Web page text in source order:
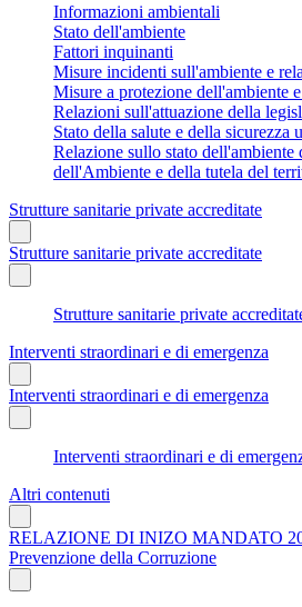
Informazioni ambientali
Stato dell'ambiente
Fattori inquinanti
Misure incidenti sull'ambiente e
Misure a protezione dell'ambiente
Relazioni sull'attuazione della
Stato della salute e della sicurezza
Relazione sullo stato dell'ambiente
dell'Ambiente e della tutela del
Strutture sanitarie private accreditate
Strutture sanitarie private accreditate
Strutture sanitarie private
Interventi straordinari e di emergenza
Interventi straordinari e di emergenza
Interventi straordinari e di
Altri contenuti
RELAZIONE DI INIZO MANDATO
Prevenzione della Corruzione